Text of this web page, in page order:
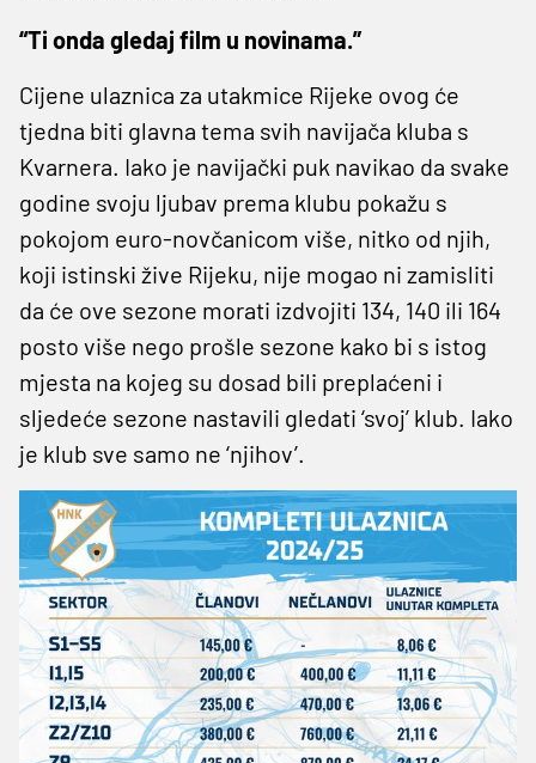
“Ti onda gledaj film u novinama.”
Cijene ulaznica za utakmice Rijeke ovog će
tjedna biti glavna tema svih navijača kluba s
Kvarnera. Iako je navijački puk navikao da svake
godine svoju ljubav prema klubu pokažu s
pokojom euro-novčanicom više, nitko od njih,
koji istinski žive Rijeku, nije mogao ni zamisliti
da će ove sezone morati izdvojiti 134, 140 ili 164
posto više nego prošle sezone kako bi s istog
mjesta na kojeg su dosad bili preplaćeni i
sljedeće sezone nastavili gledati ‘svoj’ klub. Iako
je klub sve samo ne ‘njihov’.